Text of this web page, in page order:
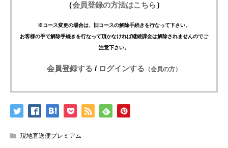
（会員登録の方法はこちら）
※コース変更の場合は、旧コースの解除手続きを行なって下さい。
お客様の手で解除手続きを行なって頂かなければ継続課金は解除されませんのでご
注意下さい。
会員登録する / ログインする （会員の方）
現地直送便プレミアム